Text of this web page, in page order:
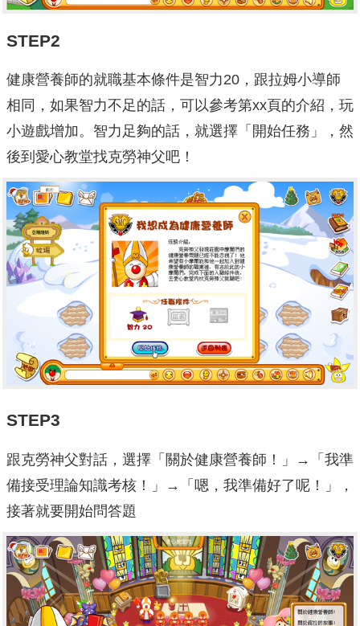
STEP2
健康營養師的就職基本條件是智力20，跟拉姆小導師
相同，如果智力不足的話，可以參考第xx頁的介紹，玩
小遊戲增加。智力足夠的話，就選擇「開始任務」，然
後到愛心教堂找克勞神父吧！
STEP3
跟克勞神父對話，選擇「關於健康營養師！」→「我準
備接受理論知識考核！」→「嗯，我準備好了呢！」，
接著就要開始問答題